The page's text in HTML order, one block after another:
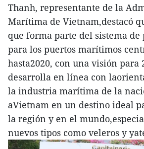
Thanh, representante de la
Marítima de Vietnam,destacó
que forma parte del sistema
para los puertos marítimos
hasta2020, con una visión para
desarrolla en línea con
la industria marítima de la
aVietnam en un destino ideal
la región y en el
nuevos tipos como veleros y